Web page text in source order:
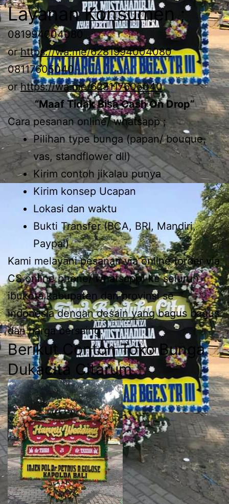
Layanan Konsumen ;
081994004080
orhttps://wa.me/6281994004080
08117605040
orhttps://wa.me/628117605040
“Maaf Tidak Bisa Cash On Drop”
Cara pesanan online/ whatsapp ;
Pilihan type bunga (papan/ bouque,
vas, standflower dll)
Kirim contoh jikalau punya
Kirim konsep Ucapan
Lokasi dan waktu
Bukti Transfer (BCA, BRI, Mandiri,
Paypal)
Kami melayani pesanan via online (order via
CS online phone/ whatsapp) ke seluruh
ibukota kabupaten dan provinsi se
indonesia dengan desain yang bagus bagus
dan harga bersaing.
Berikut Contoh Toko Bunga
Dukacita Citarum